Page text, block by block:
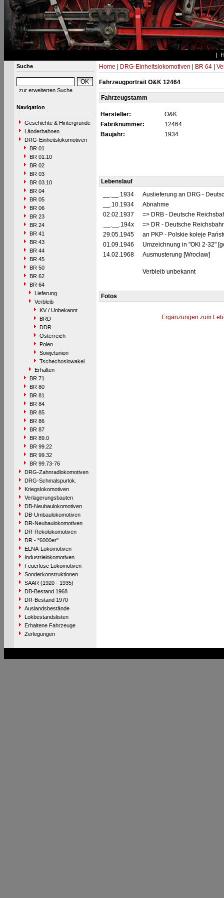
Suche
zur erweiterten Suche
Navigation
Geschichte & Hintergründe
Länderbahnen
DRG-Einheitslokomotiven
BR 01
BR 01.10
BR 02
BR 03
BR 03.10
BR 04
BR 05
BR 06
BR 23
BR 24
BR 41
BR 43
BR 44
BR 45
BR 50
BR 62
BR 64
Lieferung
Verbleib
KV / Unbekannt
BRD
DDR
Österreich
Polen
Sowjetunion
Tschechoslowakei
Erhalten
BR 71
BR 80
BR 81
BR 84
BR 85
BR 86
BR 87
BR 89.0
BR 99.22
BR 99.32
BR 99.73-76
DRG-Zahnradlokomotiven
DRG-Schmalspurlok.
Kriegslokomotiven
Verlagerungsbauten
DB-Neubaulokomotiven
DB-Umbaulokomotiven
DR-Neubaulokomotiven
DR-Rekolokomotiven
DR - "6000er"
ELNA-Lokomotiven
Industrielokomotiven
Feuerlose Lokomotiven
Sonderkonstruktionen
SAAR (1920 - 1935)
DB-Bestand 1968
DR-Bestand 1970
Auslandsbestände
Lokbestandslisten
Erhaltene Fahrzeuge
Zerlegungen
Home DRG-Einheitslokomotiven BR 64|
Fahrzeugportrait O&K 12464
Fahrzeugstamm
Hersteller:
O&K
Fabriknummer:
12464
Baujahr:
1934
Lebenslauf
__.__.1934
Auslieferung an DRG -
__.10.1934
Abnahme
02.02.1937
=> DRB - Deutsche
__.__.194x
=> DR - Deutsche
29.05.1945
an PKP - Polskie koleje
01.09.1946
Umzeichnung in "OKl 2-32"
14.02.1968
Ausmusterung [Wrocław]
Verbleib unbekannt
Fotos
Ergänzungen zum